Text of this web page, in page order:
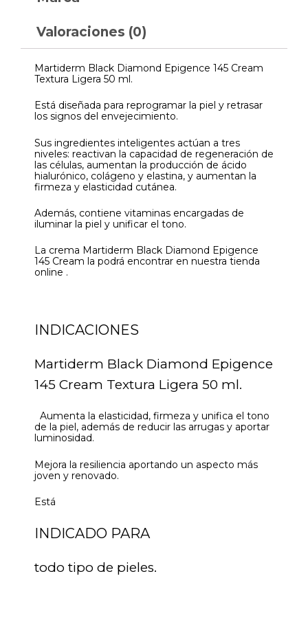
Valoraciones (0)
Martiderm Black Diamond Epigence 145 Cream
Textura Ligera 50 ml.
Está diseñada para reprogramar la piel y retrasar
los signos del envejecimiento.
Sus ingredientes inteligentes actúan a tres
niveles: reactivan la capacidad de regeneración de
las células, aumentan la producción de ácido
hialurónico, colágeno y elastina, y aumentan la
firmeza y elasticidad cutánea.
Además, contiene vitaminas encargadas de
iluminar la piel y unificar el tono.
La crema Martiderm Black Diamond Epigence
145 Cream la podrá encontrar en nuestra tienda
online .
INDICACIONES
Martiderm Black Diamond Epigence
145 Cream Textura Ligera 50 ml.
Aumenta la elasticidad, firmeza y unifica el tono
de la piel, además de reducir las arrugas y aportar
luminosidad.
Mejora la resiliencia aportando un aspecto más
joven y renovado.
Está
INDICADO PARA
todo tipo de pieles.